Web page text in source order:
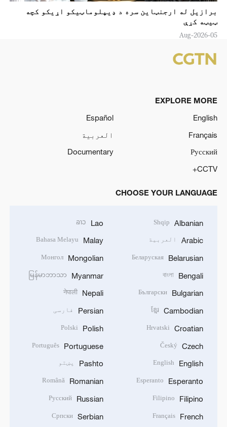
برازیل له ارجنټاین سره د ډیپلوماټیکو اړیکو کچه
ټیټه کړې
05-Aug-2026
EXPLORE MORE
English
Español
Français
العربية
Русский
Documentary
CCTV+
CHOOSE YOUR LANGUAGE
Albanian
Shqip
Arabic العربية
Belarusian
Беларуская
Bengali
বাংলা
Bulgarian
Български
Cambodian
ខ្មែរ
Croatian
Hrvatski
Czech
Český
English
English
Esperanto
Esperanto
Filipino
Filipino
French
Français
Lao
ລາວ
Malay
Bahasa Melayu
Mongolian
Монгол
Myanmar
မြန်မာဘာသာ
Nepali
नेपाली
Persian فارسی
Polish
Polski
Portuguese
Português
Pashto پښتو
Romanian
Română
Russian
Русский
Serbian
Српски